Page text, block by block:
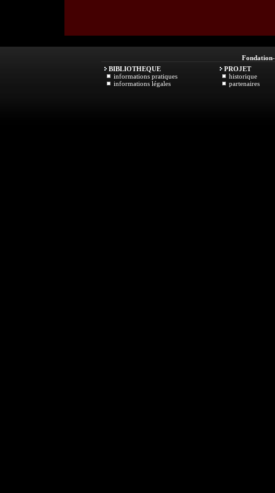
Fondation
BIBLIOTHEQUE
informations pratiques
informations légales
PROJET
historique
partenaires